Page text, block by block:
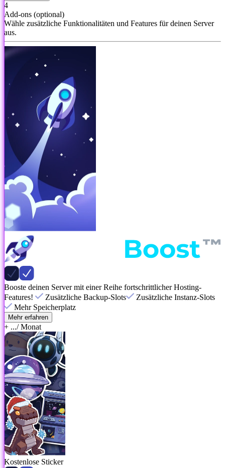
4
Add-ons (optional)
Wähle zusätzliche Funktionalitäten und Features für deinen Server
aus.
Booste deinen Server mit einer Reihe fortschrittlicher Hosting-
Features!
Zusätzliche Backup-Slots
Zusätzliche Instanz-Slots
Mehr Speicherplatz
Mehr erfahren
+ .../ Monat
Kostenlose Sticker